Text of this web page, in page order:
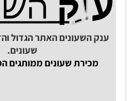
ענק השעונים האתר הגדול
שעונים.
מכירת שעונים ממותגים